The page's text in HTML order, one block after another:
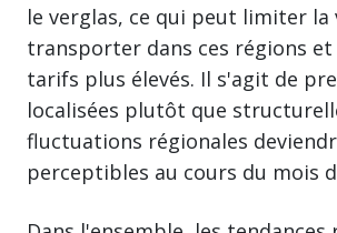
le verglas, ce qui peut limiter la
transporter dans ces régions
tarifs plus élevés. Il s'agit de
localisées plutôt que
fluctuations régionales
perceptibles au cours du mois